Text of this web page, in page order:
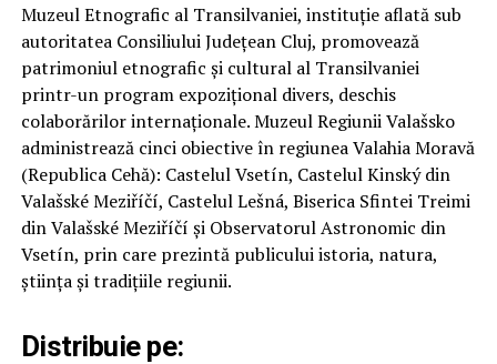
Muzeul Etnografic al Transilvaniei, instituție aflată sub
autoritatea Consiliului Județean Cluj, promovează
patrimoniul etnografic și cultural al Transilvaniei
printr-un program expozițional divers, deschis
colaborărilor internaționale. Muzeul Regiunii Valašsko
administrează cinci obiective în regiunea Valahia Moravă
(Republica Cehă): Castelul Vsetín, Castelul Kinský din
Valašské Meziříčí, Castelul Lešná, Biserica Sfintei Treimi
din Valašské Meziříčí și Observatorul Astronomic din
Vsetín, prin care prezintă publicului istoria, natura,
știința și tradițiile regiunii.
Distribuie pe: